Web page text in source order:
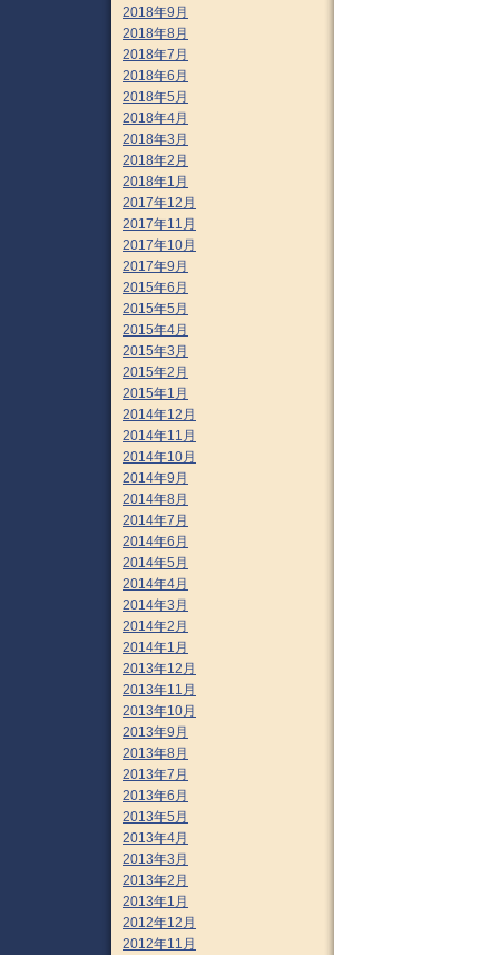
2018年9月
2018年8月
2018年7月
2018年6月
2018年5月
2018年4月
2018年3月
2018年2月
2018年1月
2017年12月
2017年11月
2017年10月
2017年9月
2015年6月
2015年5月
2015年4月
2015年3月
2015年2月
2015年1月
2014年12月
2014年11月
2014年10月
2014年9月
2014年8月
2014年7月
2014年6月
2014年5月
2014年4月
2014年3月
2014年2月
2014年1月
2013年12月
2013年11月
2013年10月
2013年9月
2013年8月
2013年7月
2013年6月
2013年5月
2013年4月
2013年3月
2013年2月
2013年1月
2012年12月
2012年11月